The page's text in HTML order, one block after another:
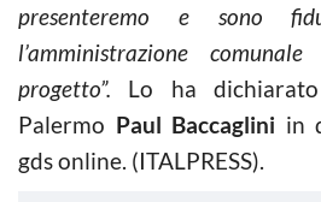
presenteremo e sono
l’amministrazione comunale
progetto”. Lo ha
Palermo Paul Baccaglini in
gds online. (ITALPRESS).